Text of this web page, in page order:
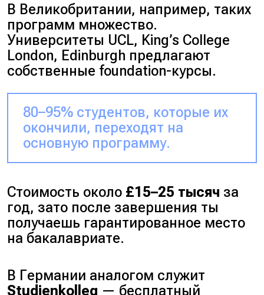
В Великобритании, например, таких
программ множество.
Университеты UCL, King’s College
London, Edinburgh предлагают
собственные foundation-курсы.
80–95% студентов, которые их
окончили, переходят на
основную программу.
Стоимость около £15–25 тысяч за
год, зато после завершения ты
получаешь гарантированное место
на бакалавриате.
В Германии аналогом служит
Studienkolleg — бесплатный